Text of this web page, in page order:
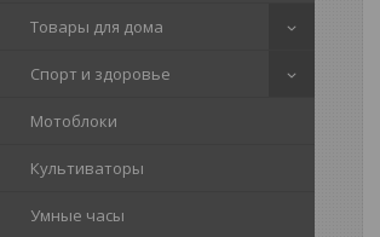
Товары для дома
Спорт и здоровье
Мотоблоки
Культиваторы
Умные часы